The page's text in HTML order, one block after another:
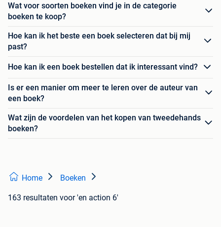
Wat voor soorten boeken vind je in de categorie
boeken te koop?
Hoe kan ik het beste een boek selecteren dat bij mij
past?
Hoe kan ik een boek bestellen dat ik interessant vind?
Is er een manier om meer te leren over de auteur van
een boek?
Wat zijn de voordelen van het kopen van tweedehands
boeken?
Home Boeken
163 resultaten voor 'en action 6'